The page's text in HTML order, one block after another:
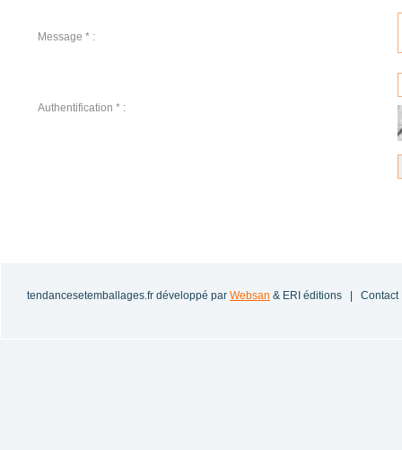
Message * :
Authentification * :
tendancesetemballages.fr développé par Websan & ERI éditions | Contact